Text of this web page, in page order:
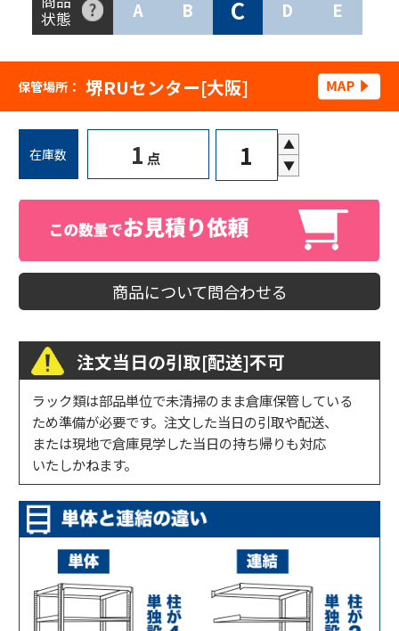
状態
A B C D E
保管場所： 堺RUセンター[大阪]
在庫数 1 点
▲
▼
商品について問合わせる
注文当日の引取[配送]不可
ラック類は部品単位で未清掃のまま倉庫保管している
ため準備が必要です。注文した当日の引取や配送、
または現地で倉庫見学した当日の持ち帰りも対応
いたしかねます。